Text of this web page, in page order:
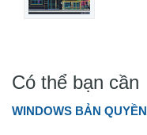
Có thể bạn cần
WINDOWS BẢN QUYỀN